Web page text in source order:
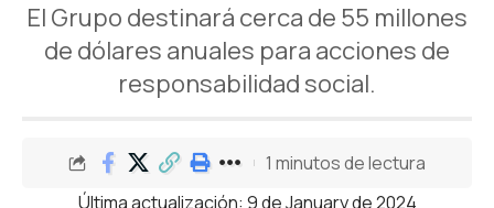
El Grupo destinará cerca de 55 millones
de dólares anuales para acciones de
responsabilidad social.
Última actualización: 9 de January de 2024
1 minutos de lectura